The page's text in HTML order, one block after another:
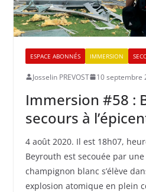
ESPACE ABONNÉS IMMERSION
Josselin PREVOST 10 septembre
Immersion #58 :
secours à
4 août 2020. Il est 18h07,
Beyrouth est secouée par
champignon blanc s’élève
explosion atomique en plein